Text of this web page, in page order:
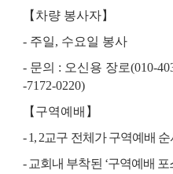
【 차량 봉사자】
- 주일, 수요일 봉사
- 문의 : 오신용 장로(010-
-7172-0220)
【 구역예배 】
- 1, 2교구 전체가 구역예배
- 교회내 부착된 ‘구역예배 포